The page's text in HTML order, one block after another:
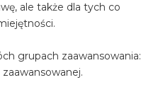
ale także dla tych co
grupach zaawansowania: